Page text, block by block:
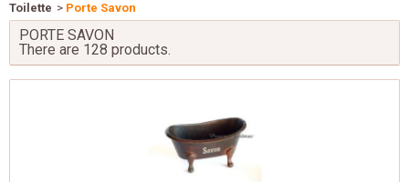
Toilette > Porte Savon
PORTE SAVON
There are 128 products.